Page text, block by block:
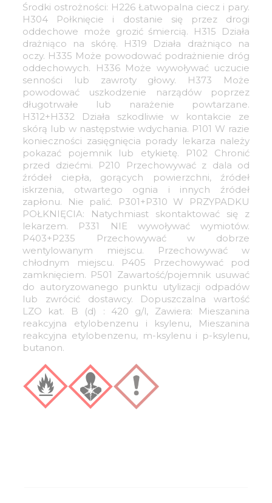
Środki ostrożności: H226 Łatwopalna ciecz i pary.
H304 Połknięcie i dostanie się przez drogi
oddechowe może grozić śmiercią. H315 Działa
drażniąco na skórę. H319 Działa drażniąco na
oczy. H335 Może powodować podrażnienie dróg
oddechowych. H336 Może wywoływać uczucie
senności lub zawroty głowy. H373 Może
powodować uszkodzenie narządów poprzez
długotrwałe lub narażenie powtarzane.
H312+H332 Działa szkodliwie w kontakcie ze
skórą lub w następstwie wdychania. P101 W razie
konieczności zasięgnięcia porady lekarza należy
pokazać pojemnik lub etykietę. P102 Chronić
przed dziećmi. P210 Przechowywać z dala od
źródeł ciepła, gorących powierzchni, źródeł
iskrzenia, otwartego ognia i innych źródeł
zapłonu. Nie palić. P301+P310 W PRZYPADKU
POŁKNIĘCIA: Natychmiast skontaktować się z
lekarzem. P331 NIE wywoływać wymiotów.
P403+P235 Przechowywać w dobrze
wentylowanym miejscu. Przechowywać w
chłodnym miejscu. P405 Przechowywać pod
zamknięciem. P501 Zawartość/pojemnik usuwać
do autoryzowanego punktu utylizacji odpadów
lub zwrócić dostawcy. Dopuszczalna wartość
LZO kat. B (d) : 420 g/l, Zawiera: Mieszanina
reakcyjna etylobenzenu i ksylenu, Mieszanina
reakcyjna etylobenzenu, m-ksylenu i p-ksylenu,
butanon.